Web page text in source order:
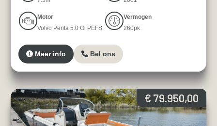
Motor
Volvo Penta 5.0 Gi PEFS
Vermogen
260pk
Meer info Bel ons
€ 79.950,00